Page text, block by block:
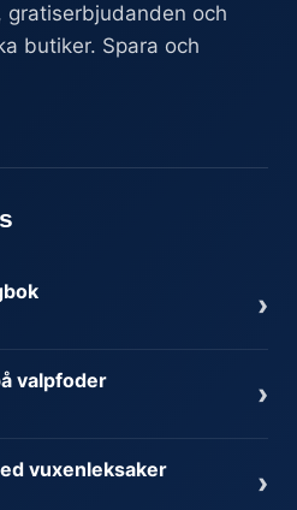
och
butiker. Spara och
›
valpfoder ›
vuxenleksaker ›